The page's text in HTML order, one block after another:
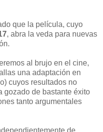
que la película, cuyo
, abra la veda para nuevas
al brujo en el cine,
una adaptación en
cuyos resultados no
gozado de bastante éxito
tanto argumentales
de